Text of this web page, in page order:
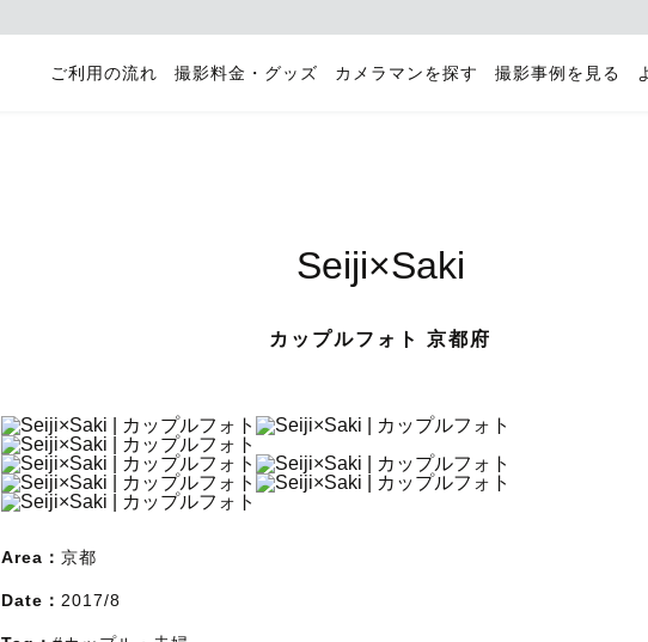
ご利用の流れ 撮影料金・グッズ カメラマンを探す 撮影事例を見る
Seiji×Saki
カップルフォト 京都府
Area： 京都
Date： 2017/8